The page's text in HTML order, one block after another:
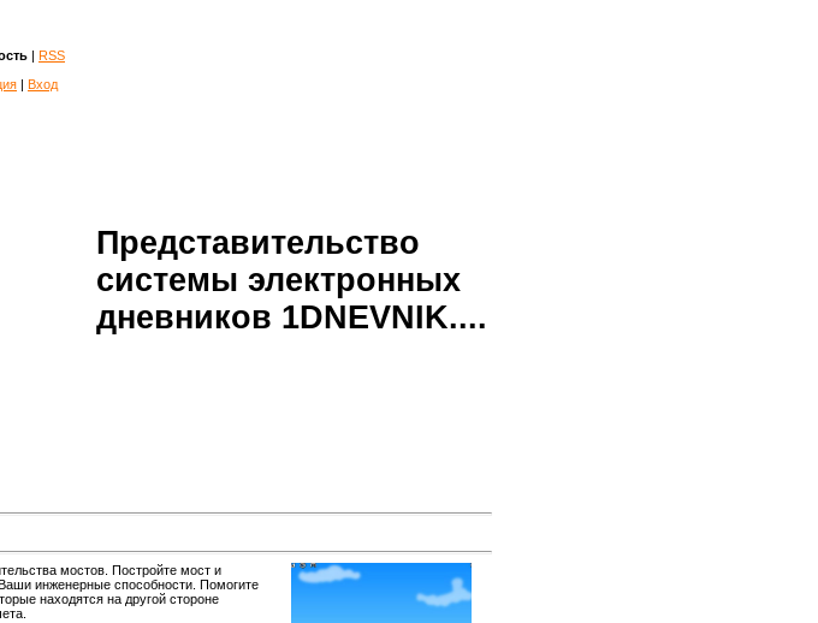
| RSS
| Вход
Представительство
системы электронных
дневников 1DNEVNIK....
мостов. Постройте мост и
инженерные способности. Помогите
находятся на другой стороне